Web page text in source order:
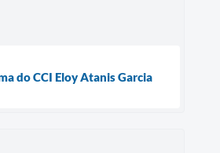
do CCI Eloy Atanis Garcia